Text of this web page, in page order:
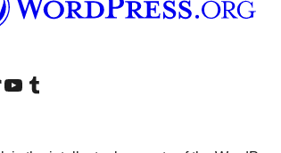
Instagram
μας LinkedIn
account
Visit our YouTube channel
Visit our Tumblr account